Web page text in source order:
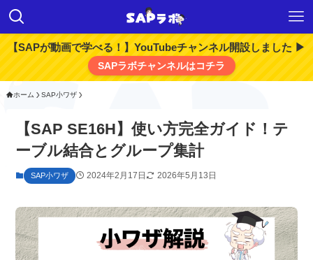
【SAPが動画で学べる！】YouTubeチャンネル開設しました ▶
SAPラボチャンネルはコチラ
ホーム SAP小ワザ
【SAP SE16H】使い方完全ガイド！テ
ーブル結合とグループ集計
SAP小ワザ 2024年2月17日 2026年5月13日